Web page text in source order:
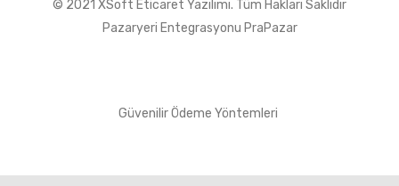
Tek Tıkla Ödeme Kolaylığı
© 2021 XSoft Eticaret Yazılımı. Tüm Hakları Saklıdır
Pazaryeri Entegrasyonu PraPazar
Güvenilir Ödeme Yöntemleri